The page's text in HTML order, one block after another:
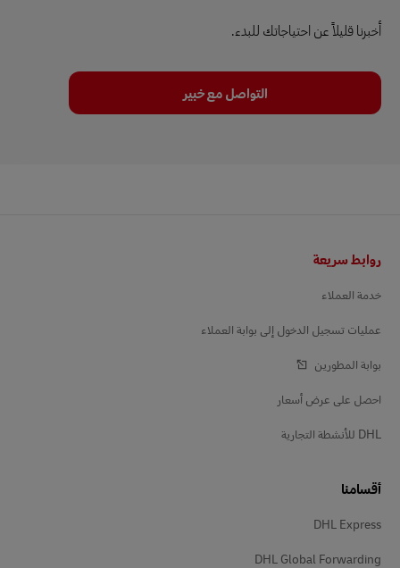
أخبرنا قليلاً عن احتياجاتك للبدء.
التواصل مع خبير
روابط سريعة
خدمة العملاء
عمليات تسجيل الدخول إلى بوابة العملاء
بوابة المطورين
احصل على عرض أسعار
DHL للأنشطة التجارية
أقسامنا
DHL Express
DHL Global Forwarding